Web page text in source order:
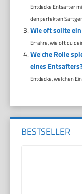
Entdecke Entsafter
den perfekten
Wie oft sollte
Erfahre, wie oft du
Welche Rolle
eines Entsafters?
Entdecke, welchen
BESTSELLER